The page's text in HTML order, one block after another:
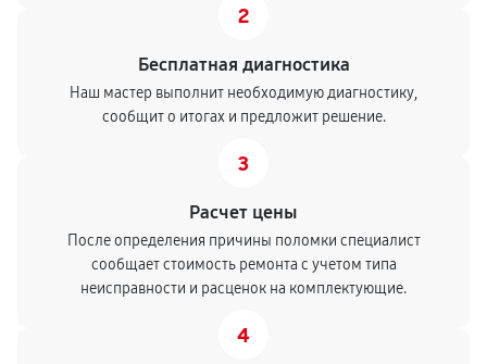
2
Бесплатная диагностика
Наш мастер выполнит необходимую диагностику,
сообщит о итогах и предложит решение.
3
Расчет цены
После определения причины поломки специалист
сообщает стоимость ремонта с учетом типа
неисправности и расценок на комплектующие.
4